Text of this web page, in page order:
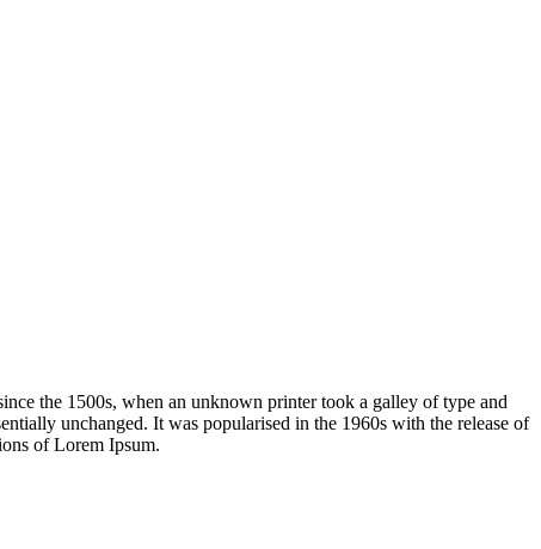
the 1500s, when an unknown printer took a galley of type and
unchanged. It was popularised in the 1960s with the release of
of Lorem Ipsum.